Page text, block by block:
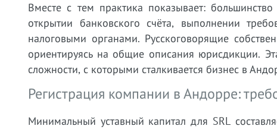
Вместе с тем практика показывает:
открытии банковского счёта, выполнении
налоговыми органами. Русскоговорящие
ориентируясь на общие описания юрисдикции.
сложности, с которыми сталкивается бизнес в
Регистрация компании в Андорре:
Минимальный уставный капитал для SRL